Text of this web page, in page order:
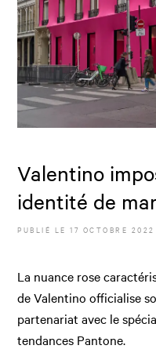
Valentino
identité de
PUBLIÉ LE17 OCTOBRE 2022
La nuance rose
de Valentino officialise
partenariat avec le
tendances Pantone.